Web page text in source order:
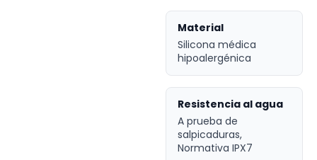
Material
Silicona médica
hipoalergénica
Resistencia al agua
A prueba de
salpicaduras,
Normativa IPX7